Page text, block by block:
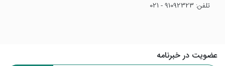
تلفن: 91092323 - 021
عضویت در خبرنامه